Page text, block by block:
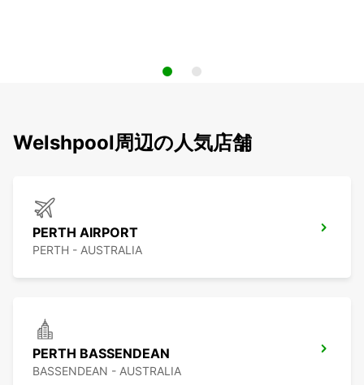
Welshpool周辺の人気店舗
PERTH AIRPORT
PERTH - AUSTRALIA
PERTH BASSENDEAN
BASSENDEAN - AUSTRALIA